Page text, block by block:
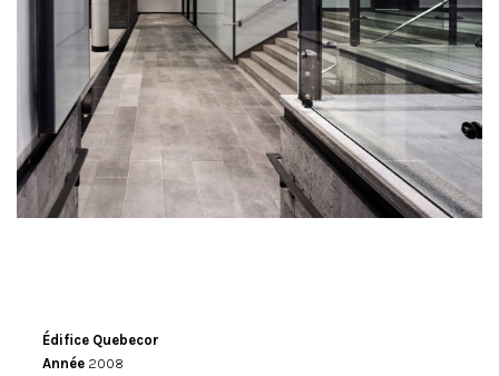
Édifice Quebecor
Année 2008